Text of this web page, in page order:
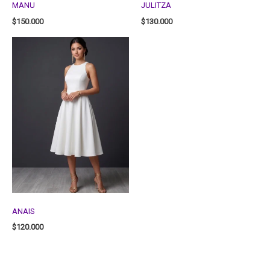
MANU
$150.000
JULITZA
$130.000
ANAIS
$120.000